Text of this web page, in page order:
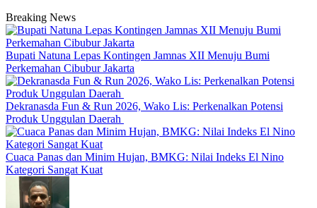
Breaking News
Bupati Natuna Lepas Kontingen Jamnas XII Menuju Bumi
Perkemahan Cibubur Jakarta
Dekranasda Fun & Run 2026, Wako Lis: Perkenalkan Potensi
Produk Unggulan Daerah
Cuaca Panas dan Minim Hujan, BMKG: Nilai Indeks El Nino
Kategori Sangat Kuat